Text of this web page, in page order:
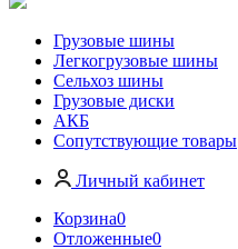
Грузовые шины
Легкогрузовые шины
Сельхоз шины
Грузовые диски
АКБ
Сопутствующие товары
Личный кабинет
Корзина0
Отложенные0